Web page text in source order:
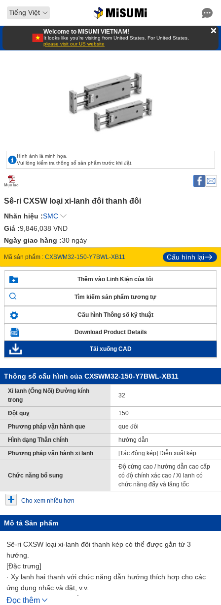
Tiếng Việt
Welcome to MISUMI VIETNAM!
It looks like you’re visiting from United States. For United States,
please visit our US website
Hình ảnh là minh họa.
Vui lòng kiểm tra thông số sản phẩm trước khi đặt.
Mục lục
Sê-ri CXSW loại xi-lanh đôi thanh đôi
Nhãn hiệu :SMC
Giá :9,846,038 VND
Ngày giao hàng :30 ngày
Mã sản phẩm : CXSWM32-150-Y7BWL-XB11 Cấu hình lại
Thêm vào Linh Kiện của tôi
Tìm kiếm sản phẩm tương tự
Cấu hình Thông số kỹ thuật
Download Product Details
Tải xuống CAD
Thông số cấu hình của CXSWM32-150-Y7BWL-XB11
Xi lanh (Ống Nối) Đường kính
trong
32
Đột quỵ
150
Phương pháp vận hành que
que đôi
Hình dạng Thân chính
hướng dẫn
Phương pháp vận hành xi lanh
[Tác động kép] Diễn xuất kép
Chức năng bổ sung
Độ cứng cao / hướng dẫn cao cấp
có độ chính xác cao / Xi lanh có
chức năng đẩy và tăng tốc
Cho xem nhiều hơn
Mô tả Sản phẩm
Sê-ri CXSW loại xi-lanh đôi thanh kép có thể được gắn từ 3
hướng.
[Đặc trưng]
· Xy lanh hai thanh với chức năng dẫn hướng thích hợp cho các
ứng dụng nhấc và đặt, v.v.
· Có thể cài đặt công tắc tự động từ 3 hướng.
Đọc thêm